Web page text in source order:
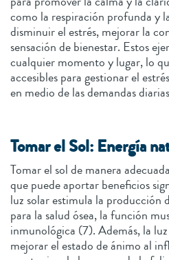
como la respiración profunda y
disminuir el estrés, mejorar la
sensación de bienestar. Estos
cualquier momento y lugar, lo
accesibles para gestionar el
en medio de las demandas
Tomar el Sol: Energía
Tomar el sol de manera
que puede aportar beneficios
luz solar estimula la producción
para la salud ósea, la función
inmunológica (7). Además, la
mejorar el estado de ánimo al